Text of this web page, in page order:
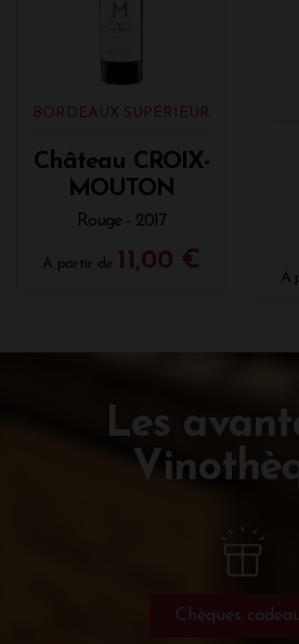
BORDEAUX SUPÉRIEUR
Château CROIX-
MOUTON
Rouge - 2017
A partir de 11,00 €
A
Les
Chèques